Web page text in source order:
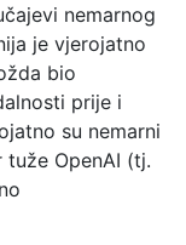
nemarnog
je vjerojatno
bio
prije i
su nemarni
OpenAI (tj.